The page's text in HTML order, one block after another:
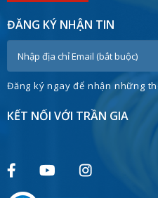
ĐĂNG KÝ NHẬN TIN
Đăng ký ngay để nhận những
KẾT NỐI VỚI TRẦN GIA